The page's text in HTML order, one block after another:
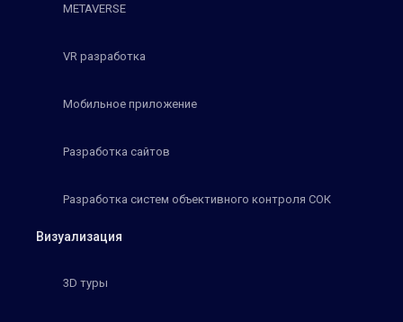
METAVERSE
VR разработка
Мобильное приложение
Разработка сайтов
Разработка систем объективного контроля СОК
Визуализация
3D туры